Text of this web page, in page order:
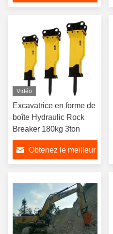
Vidéo
Excavatrice en forme de
boîte Hydraulic Rock
Breaker 180kg 3ton
Obtenez le meilleur